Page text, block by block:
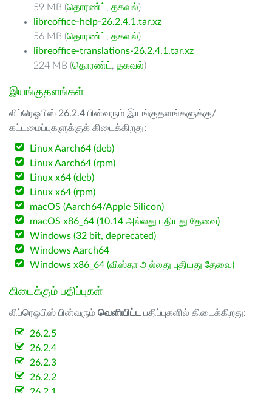
59 MB (தொரண்ட் , தகவல்)
libreoffice-help-26.2.4.1.tar.xz
56 MB (தொரண்ட் , தகவல்)
libreoffice-translations-26.2.4.1.tar.xz
224 MB (தொரண்ட் , தகவல்)
இயங்குதளங்கள்
லிப்ரெஓபிஸ் 26.2.4 பின்வரும் இயங்குதளங்களுக்கு/
கட்டமைப்புகளுக்குக் கிடைக்கிறது:
Linux Aarch64 (deb)
Linux Aarch64 (rpm)
Linux x64 (deb)
Linux x64 (rpm)
macOS (Aarch64/Apple Silicon)
macOS x86_64 (10.14 அல்லது புதியது தேவை)
Windows (32 bit, deprecated)
Windows Aarch64
Windows x86_64 (விஸ்தா அல்லது புதியது தேவை)
கிடைக்கும் பதிப்புகள்
லிப்ரெஓபிஸ் பின்வரும் வெளியிட்ட பதிப்புகளில் கிடைக்கிறது:
26.2.5
26.2.4
26.2.3
26.2.2